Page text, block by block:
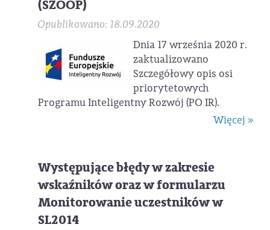
(SZOOP)
Opublikowano: 18.09.2020
Dnia 17 września 2020 r.
zaktualizowano
Szczegółowy opis osi
priorytetowych
Programu Inteligentny Rozwój (PO IR).
Więcej »
Występujące błędy w zakresie
wskaźników oraz w formularzu
Monitorowanie uczestników w
SL2014